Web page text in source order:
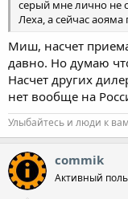
серый мне лично не
Леха, а сейчас
Миш, насчет
давно. Но думаю
Насчет других
нет вообще на
Улыбайтесь и люди к
commik
Активный